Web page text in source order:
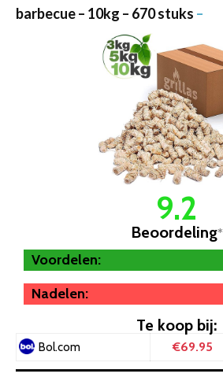
barbecue – 10kg – 670 stuks –
9.2
Beoordeling*
Voordelen:
Nadelen:
Te koop bij:
Bol.com €69.95